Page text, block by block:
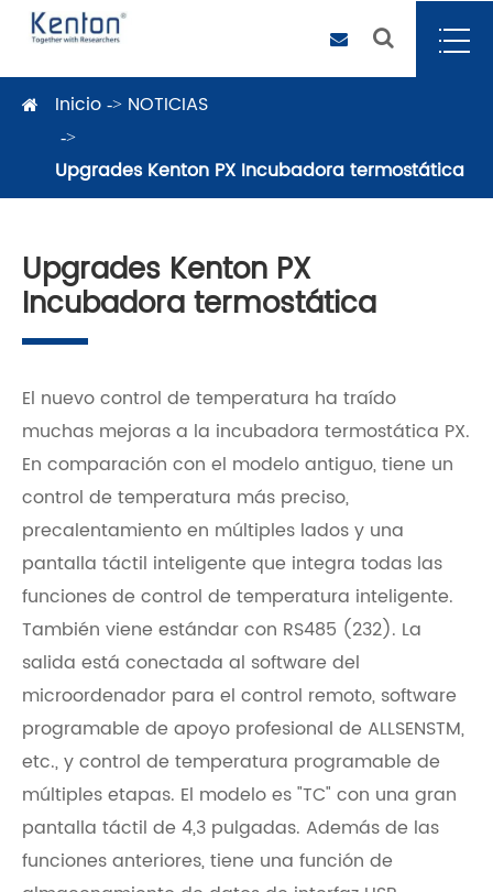
Inicio NOTICIAS
Upgrades Kenton PX Incubadora termostática
Upgrades Kenton PX
Incubadora termostática
El nuevo control de temperatura ha traído
muchas mejoras a la incubadora termostática PX.
En comparación con el modelo antiguo, tiene un
control de temperatura más preciso,
precalentamiento en múltiples lados y una
pantalla táctil inteligente que integra todas las
funciones de control de temperatura inteligente.
También viene estándar con RS485 (232). La
salida está conectada al software del
microordenador para el control remoto, software
programable de apoyo profesional de ALLSENSTM,
etc., y control de temperatura programable de
múltiples etapas. El modelo es "TC" con una gran
pantalla táctil de 4,3 pulgadas. Además de las
funciones anteriores, tiene una función de